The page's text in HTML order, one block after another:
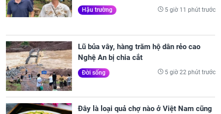
Hậu trường 5 giờ 11 phút trước
Lũ bủa vây, hàng trăm hộ dân rẻo cao
Nghệ An bị chia cắt
Đời sống 5 giờ 22 phút trước
Đây là loại quả chợ nào ở Việt Nam cũng